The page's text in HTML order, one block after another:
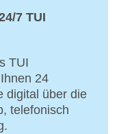
7 TUI
TUI
24
digital über die
telefonisch